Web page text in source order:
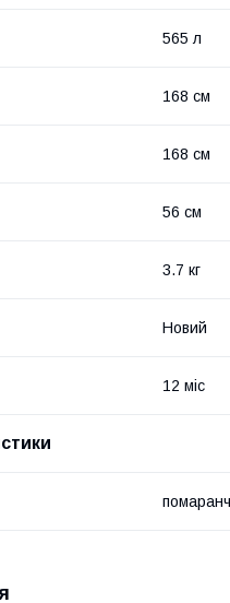
565 л
168 см
168 см
56 см
3.7 кг
Новий
12 міс